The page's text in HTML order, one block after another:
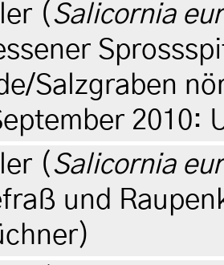
(Salicornia
Salzgraben
2010:
(Salicornia
und